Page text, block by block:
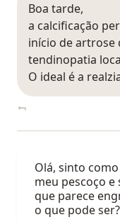
Boa tarde,
a calcificação
início de artrose
tendinopatia
O ideal é a
Olá, sinto
meu pescoço
que parece
o que pode ser?